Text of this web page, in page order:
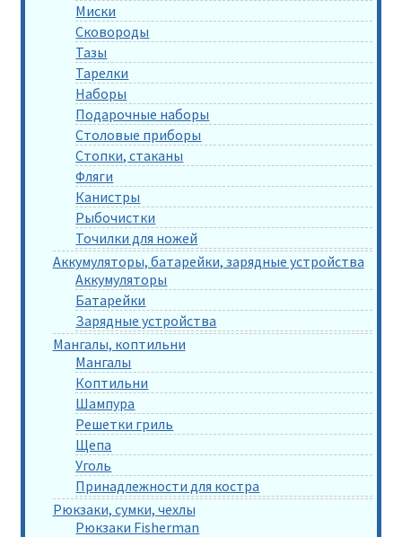
Миски
Сковороды
Тазы
Тарелки
Наборы
Подарочные наборы
Столовые приборы
Стопки, стаканы
Фляги
Канистры
Рыбочистки
Точилки для ножей
Аккумуляторы, батарейки, зарядные устройства
Аккумуляторы
Батарейки
Зарядные устройства
Мангалы, коптильни
Мангалы
Коптильни
Шампура
Решетки гриль
Щепа
Уголь
Принадлежности для костра
Рюкзаки, сумки, чехлы
Рюкзаки Fisherman